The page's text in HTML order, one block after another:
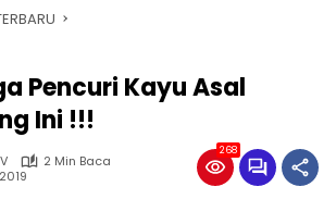
Pencuri Kayu Asal
Ini !!!
2 Min Baca
268